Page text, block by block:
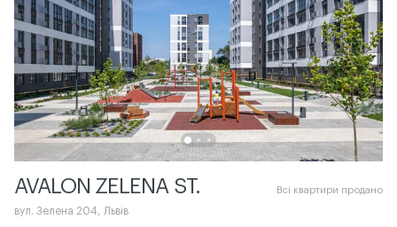
AVALON ZELENA ST. Всі квартири продано
вул. Зелена 204, Львів